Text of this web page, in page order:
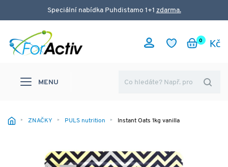
Speciální nabídka Puhdistamo 1+1 zdarma.
0
MENU
ZNAČKY PULS nutrition Instant Oats 1kg vanilla